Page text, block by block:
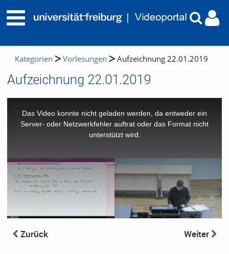
Kategorien Vorlesungen Aufzeichnung 22.01.2019
Aufzeichnung 22.01.2019
window.
Das Video konnte nicht geladen werden, da entweder ein
Server- oder Netzwerkfehler auftrat oder das Format nicht
unterstützt wird.
Zurück Weiter